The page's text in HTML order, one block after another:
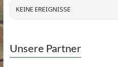
KEINE EREIGNISSE
Unsere Partner